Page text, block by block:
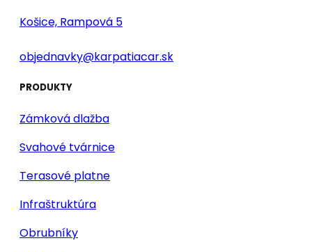
Košice, Rampová 5
objednavky@karpatiacar.sk
PRODUKTY
Zámková dlažba
Svahové tvárnice
Terasové platne
Infraštruktúra
Obrubníky